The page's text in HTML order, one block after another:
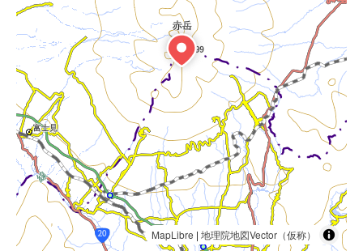
MapLibre |地理院地図Vector（仮称）